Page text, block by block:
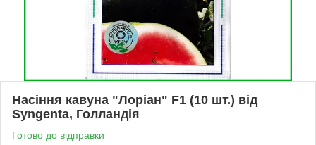
Насіння кавуна "Лоріан" F1 (10 шт.) від
Syngenta, Голландія
Готово до відправки